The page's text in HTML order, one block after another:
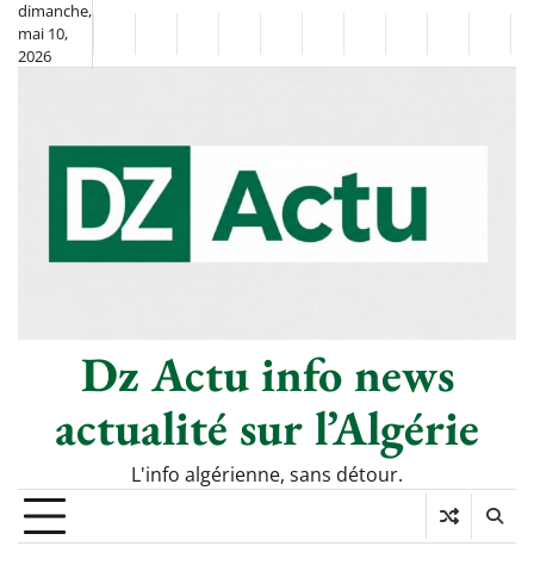
Skip
content
dimanche,
mai 10,
2026
FlashSportclasséDiasporaChronique
–
Le
Thé
SociétéCultureMonde
Tech
Dz Actu info news
actualité sur l’Algérie
L'info algérienne, sans détour.